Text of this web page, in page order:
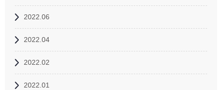
2022.06
2022.04
2022.02
2022.01